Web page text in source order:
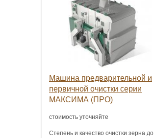
Машина предварительной и
первичной очистки серии
МАКСИМА (ПРО)
стоимость уточняйте
Степень и качество очистки зерна до